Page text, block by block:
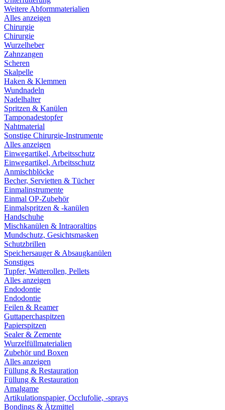
Weitere Abformmaterialien
Alles anzeigen
Chirurgie
Chirurgie
Wurzelheber
Zahnzangen
Scheren
Skalpelle
Haken & Klemmen
Wundnadeln
Nadelhalter
Spritzen & Kanülen
Tamponadestopfer
Nahtmaterial
Sonstige Chirurgie-Instrumente
Alles anzeigen
Einwegartikel, Arbeitsschutz
Einwegartikel, Arbeitsschutz
Anmischblöcke
Becher, Servietten & Tücher
Einmalinstrumente
Einmal OP-Zubehör
Einmalspritzen & -kanülen
Handschuhe
Mischkanülen & Intraoraltips
Mundschutz, Gesichtsmasken
Schutzbrillen
Speichersauger & Absaugkanülen
Sonstiges
Tupfer, Watterollen, Pellets
Alles anzeigen
Endodontie
Endodontie
Feilen & Reamer
Guttaperchaspitzen
Papierspitzen
Sealer & Zemente
Wurzelfüllmaterialien
Zubehör und Boxen
Alles anzeigen
Füllung & Restauration
Füllung & Restauration
Amalgame
Artikulationspapier, Occlufolie, -sprays
Bondings & Ätzmittel